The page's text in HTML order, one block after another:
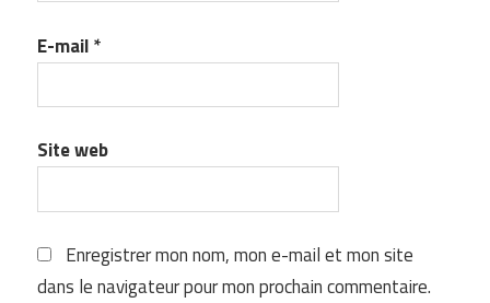
E-mail*
Site web
Enregistrer mon nom, mon e-mail et mon site
dans le navigateur pour mon prochain commentaire.